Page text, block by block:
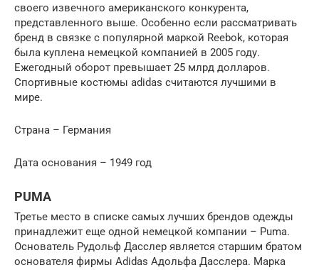
своего извечного американского конкурента,
представленного выше. Особенно если рассматривать
бренд в связке с популярной маркой Reebok, которая
была куплена немецкой компанией в 2005 году.
Ежегодный оборот превышает 25 млрд долларов.
Спортивные костюмы adidas считаются лучшими в
мире.
Страна – Германия
Дата основания – 1949 год
PUMA
Третье место в списке самых лучших брендов одежды
принадлежит еще одной немецкой компании – Puma.
Основатель Рудольф Дасслер является старшим братом
основателя фирмы Adidas Адольфа Дасслера. Марка